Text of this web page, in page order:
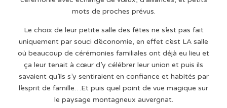
mots de proches prévus.
Le choix de leur petite salle des fêtes ne s’est pas fait
uniquement par souci d’économie, en effet c’est LA salle
où beaucoup de cérémonies familiales ont déjà eu lieu et
ça leur tenait à cœur d’y célébrer leur union et puis ils
savaient qu’ils s’y sentiraient en confiance et habités par
l’esprit de famille…Et puis quel point de vue magique sur
le paysage montagneux auvergnat.